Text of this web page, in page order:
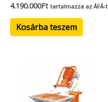
4.190.000Ft tartalmazza az ÁFÁ-t
Kosárba teszem